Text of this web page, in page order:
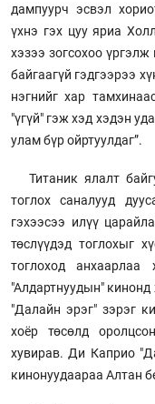
дампуурч эсвэл
үхнэ гэх цуу яриа
хэзээ зогсохоо
байгаагүй гэдгээрээ
нэгнийг хар
"үгүй" гэж хэд хэдэн
улам бүр ойртуулдаг”.
Титаник ялалт
тоглох саналууд
гэхээсээ илүү
төслүүдэд тоглохыг
тоглоход
"Алдартнуудын"
"Далайн эрэг" зэрэг
хоёр төсөлд
хувирав. Ди Каприо
кинонуудаараа Алтан